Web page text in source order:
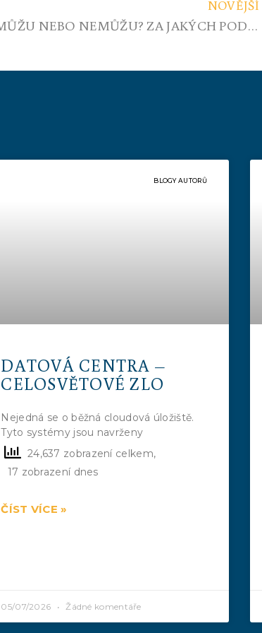
NOVĚJŠÍ
MŮŽU NEBO NEMŮŽU? ZA JAKÝCH PODMÍNEK? CO NÁM UMOŽŇUJE ZÁKON?
BLOGY AUTORŮ
DATOVÁ CENTRA –
CELOSVĚTOVÉ ZLO
Nejedná se o běžná cloudová úložiště.
Tyto systémy jsou navrženy
24,637 zobrazení celkem,
17 zobrazení dnes
ČÍST VÍCE »
05/07/2026 Žádné komentáře